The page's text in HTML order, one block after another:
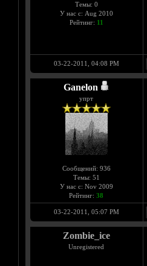
Темы: 0
У нас с: Aug 2010
Рейтинг: 11
03-22-2011, 04:08 PM
Ganelon
упрт
Сообщений: 936
Темы: 51
У нас с: Nov 2009
Рейтинг: 38
03-22-2011, 05:07 PM
Zombie_ice
Unregistered